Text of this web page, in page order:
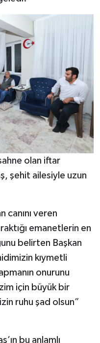
olan iftar
şehit ailesiyle uzun
canını veren
emanetlerin en
belirten Başkan
kıymetli
onurunu
için büyük bir
ruhu şad olsun”
bu anlamlı